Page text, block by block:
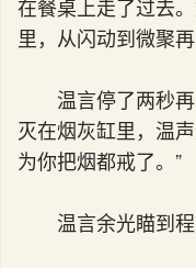
在餐桌上走了过去
里，从闪动到微聚
温言停了两秒
灭在烟灰缸里，温
为你把烟都戒了。”
温言余光瞄到